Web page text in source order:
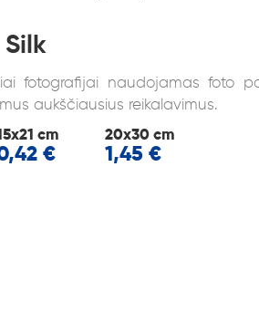
Silk
fotografijai naudojamas foto
aukščiausius reikalavimus.
cm
€
20x30 cm
1,45 €